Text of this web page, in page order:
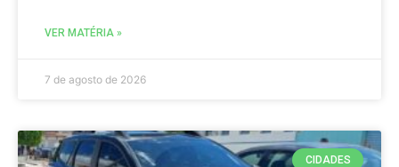
VER MATÉRIA »
7 de agosto de 2026
CIDADES